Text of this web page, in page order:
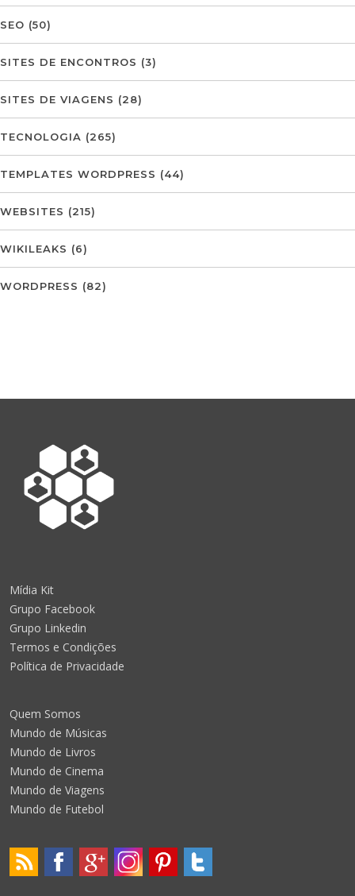
SEO (50)
SITES DE ENCONTROS (3)
SITES DE VIAGENS (28)
TECNOLOGIA (265)
TEMPLATES WORDPRESS (44)
WEBSITES (215)
WIKILEAKS (6)
WORDPRESS (82)
Mídia Kit
Grupo Facebook
Grupo Linkedin
Termos e Condições
Política de Privacidade
Quem Somos
Mundo de Músicas
Mundo de Livros
Mundo de Cinema
Mundo de Viagens
Mundo de Futebol